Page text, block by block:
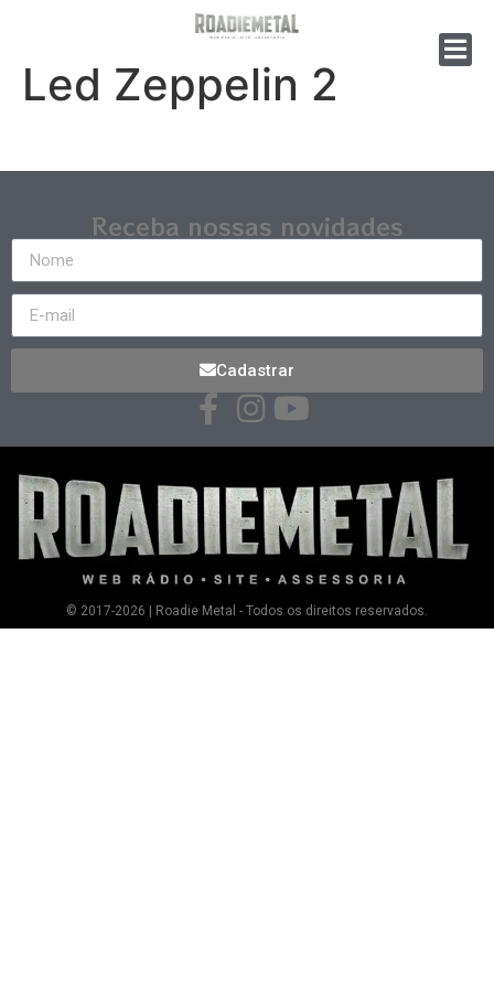
Led Zeppelin 2
Receba nossas novidades
Cadastrar
© 2017-2026 | Roadie Metal - Todos os direitos reservados.